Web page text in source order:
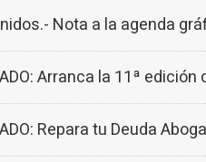
Nota a la agenda
Arranca la 11ª
Repara tu Deuda